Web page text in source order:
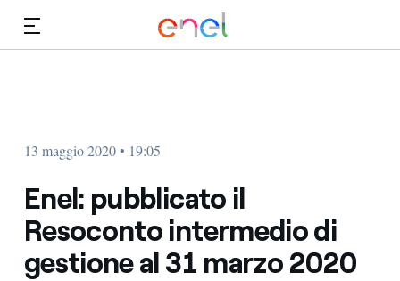
13 maggio 2020 • 19:05
Enel: pubblicato il
Resoconto intermedio di
gestione al 31 marzo 2020